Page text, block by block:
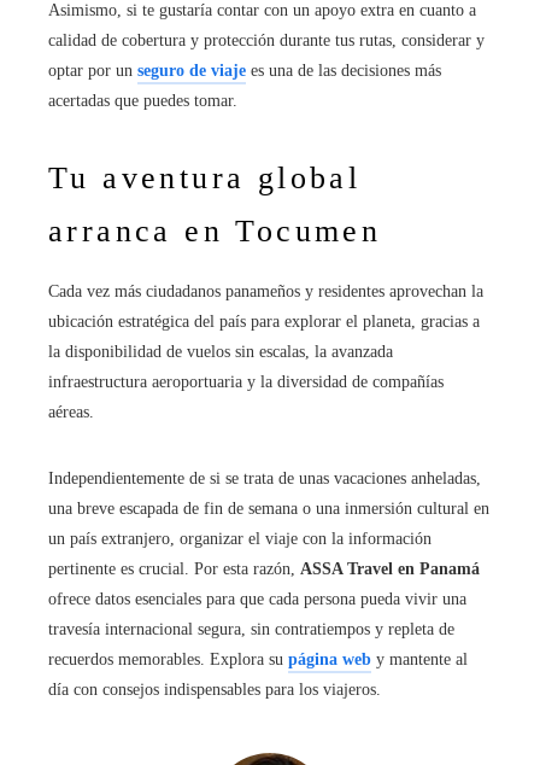
Asimismo, si te gustaría contar con un apoyo extra en cuanto a
calidad de cobertura y protección durante tus rutas, considerar y
optar por un seguro de viaje es una de las decisiones más
acertadas que puedes tomar.
Tu aventura global
arranca en Tocumen
Cada vez más ciudadanos panameños y residentes aprovechan la
ubicación estratégica del país para explorar el planeta, gracias a
la disponibilidad de vuelos sin escalas, la avanzada
infraestructura aeroportuaria y la diversidad de compañías
aéreas.
Independientemente de si se trata de unas vacaciones anheladas,
una breve escapada de fin de semana o una inmersión cultural en
un país extranjero, organizar el viaje con la información
pertinente es crucial. Por esta razón, ASSA Travel en Panamá
ofrece datos esenciales para que cada persona pueda vivir una
travesía internacional segura, sin contratiempos y repleta de
recuerdos memorables. Explora su página web y mantente al
día con consejos indispensables para los viajeros.